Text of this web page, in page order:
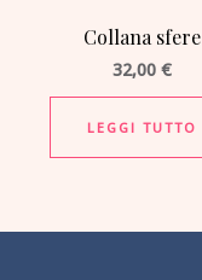
Collana sfere
32,00 €
LEGGI TUTTO